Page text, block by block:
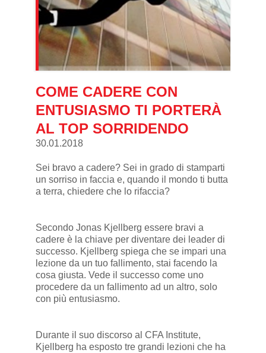
COME CADERE CON
ENTUSIASMO TI PORTERÀ
AL TOP SORRIDENDO
30.01.2018
Sei bravo a cadere? Sei in grado di stamparti
un sorriso in faccia e, quando il mondo ti butta
a terra, chiedere che lo rifaccia?
Secondo Jonas Kjellberg essere bravi a
cadere è la chiave per diventare dei leader di
successo. Kjellberg spiega che se impari una
lezione da un tuo fallimento, stai facendo la
cosa giusta. Vede il successo come uno
procedere da un fallimento ad un altro, solo
con più entusiasmo.
Durante il suo discorso al CFA Institute,
Kjellberg ha esposto tre grandi lezioni che ha